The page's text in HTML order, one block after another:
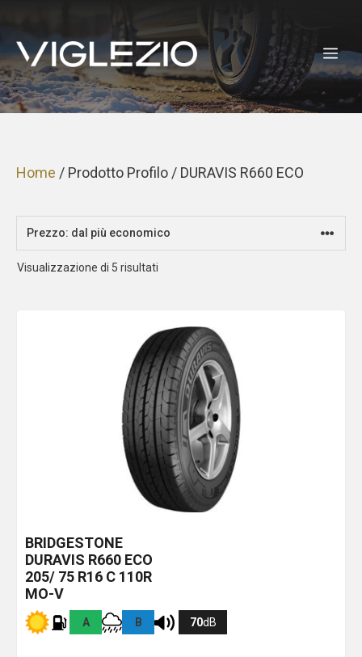
contenuto
Home / Prodotto Profilo / DURAVIS R660 ECO
Visualizzazione di 5 risultati
BRIDGESTONE
DURAVIS R660 ECO
205/ 75 R16 C 110R
MO-V
A B 70dB